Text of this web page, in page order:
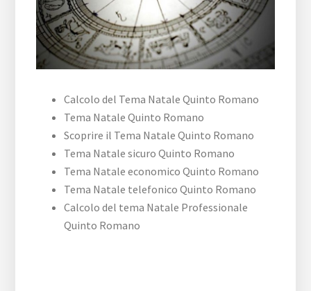
Calcolo del Tema Natale Quinto Romano
Tema Natale Quinto Romano
Scoprire il Tema Natale Quinto Romano
Tema Natale sicuro Quinto Romano
Tema Natale economico Quinto Romano
Tema Natale telefonico Quinto Romano
Calcolo del tema Natale Professionale
Quinto Romano